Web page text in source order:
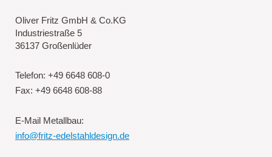
Oliver Fritz GmbH & Co.KG
Industriestraße 5
36137 Großenlüder
Telefon: +49 6648 608-0
Fax: +49 6648 608-88
E-Mail Metallbau:
info@fritz-edelstahldesign.de